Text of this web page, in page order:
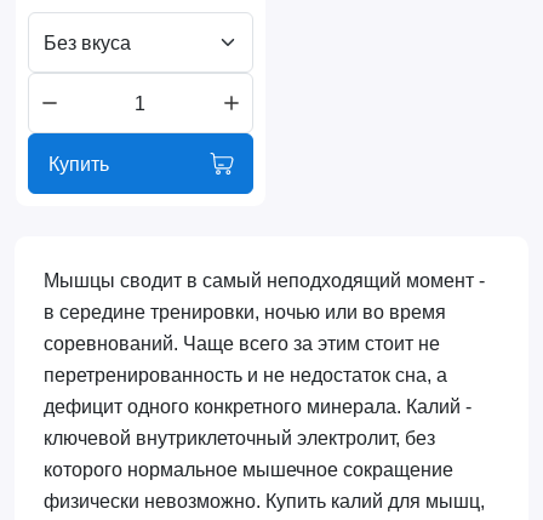
Без вкуса
Купить
Мышцы сводит в самый неподходящий момент -
в середине тренировки, ночью или во время
соревнований. Чаще всего за этим стоит не
перетренированность и не недостаток сна, а
дефицит одного конкретного минерала. Калий -
ключевой внутриклеточный электролит, без
которого нормальное мышечное сокращение
физически невозможно. Купить калий для мышц,